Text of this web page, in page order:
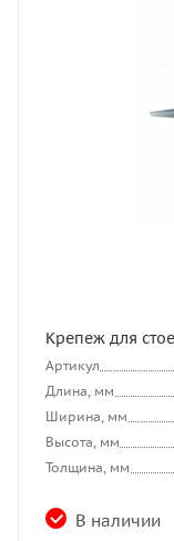
Артикул
Длина, мм
Ширина, мм
Высота, мм
Толщина, мм
В наличии